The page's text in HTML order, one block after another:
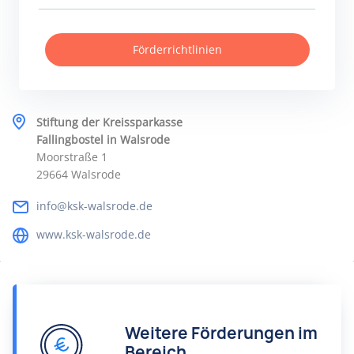
Stiftung der Kreissparkasse
Fallingbostel in Walsrode
Moorstraße 1
29664 Walsrode
info@ksk-walsrode.de
www.ksk-walsrode.de
Förderrichtlinien
Weitere Förderungen im